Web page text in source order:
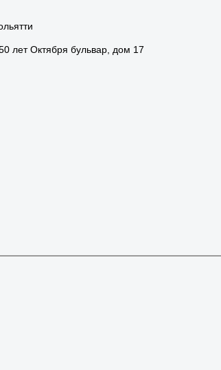
лет Октября бульвар, дом 17